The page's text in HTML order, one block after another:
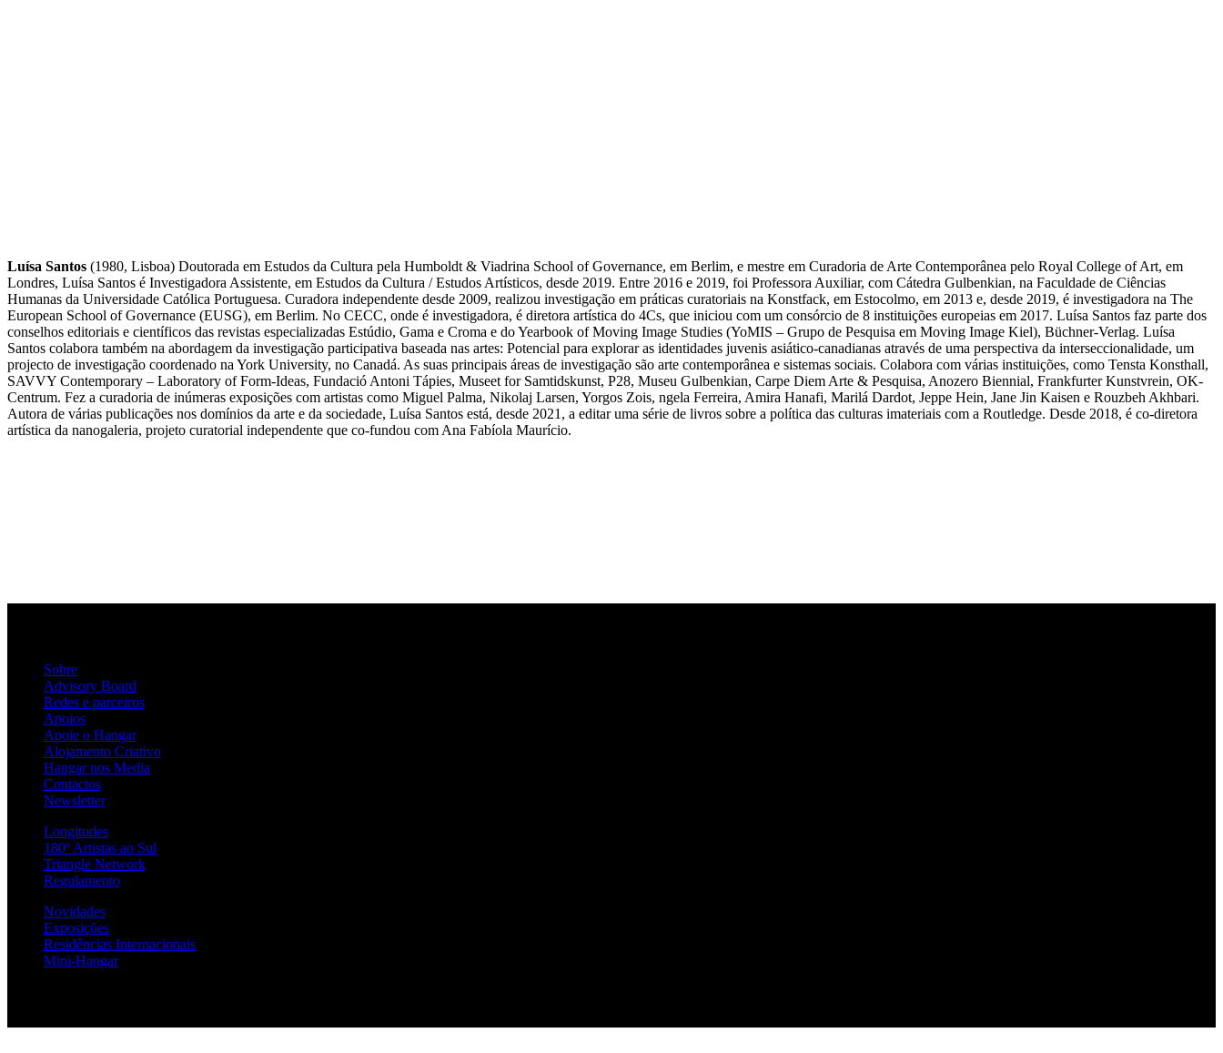
Luísa Santos (1980, Lisboa) Doutorada em Estudos da Cultura pela Humboldt & Viadrina School of Governance, em Berlim, e mestre em Curadoria de Arte Contemporânea pelo Royal College of Art, em
Londres, Luísa Santos é Investigadora Assistente, em Estudos da Cultura / Estudos Artísticos, desde 2019. Entre 2016 e 2019, foi Professora Auxiliar, com Cátedra Gulbenkian, na Faculdade de Ciências
Humanas da Universidade Católica Portuguesa. Curadora independente desde 2009, realizou investigação em práticas curatoriais na Konstfack, em Estocolmo, em 2013 e, desde 2019, é investigadora na The
European School of Governance (EUSG), em Berlim. No CECC, onde é investigadora, é diretora artística do 4Cs, que iniciou com um consórcio de 8 instituições europeias em 2017. Luísa Santos faz parte dos
conselhos editoriais e científicos das revistas especializadas Estúdio, Gama e Croma e do Yearbook of Moving Image Studies (YoMIS – Grupo de Pesquisa em Moving Image Kiel), Büchner-Verlag. Luísa
Santos colabora também na abordagem da investigação participativa baseada nas artes: Potencial para explorar as identidades juvenis asiático-canadianas através de uma perspectiva da interseccionalidade, um
projecto de investigação coordenado na York University, no Canadá. As suas principais áreas de investigação são arte contemporânea e sistemas sociais. Colabora com várias instituições, como Tensta Konsthall,
SAVVY Contemporary – Laboratory of Form-Ideas, Fundació Antoni Tápies, Museet for Samtidskunst, P28, Museu Gulbenkian, Carpe Diem Arte & Pesquisa, Anozero Biennial, Frankfurter Kunstvrein, OK-
Centrum. Fez a curadoria de inúmeras exposições com artistas como Miguel Palma, Nikolaj Larsen, Yorgos Zois, ngela Ferreira, Amira Hanafi, Marilá Dardot, Jeppe Hein, Jane Jin Kaisen e Rouzbeh Akhbari.
Autora de várias publicações nos domínios da arte e da sociedade, Luísa Santos está, desde 2021, a editar uma série de livros sobre a política das culturas imateriais com a Routledge. Desde 2018, é co-diretora
artística da nanogaleria, projeto curatorial independente que co-fundou com Ana Fabíola Maurício.
Sobre
Advisory Board
Redes e parceiros
Apoios
Apoie o Hangar
Alojamento Criativo
Hangar nos Media
Contactos
Newsletter
Longitudes
180º Artistas ao Sul
Triangle Network
Regulamento
Novidades
Exposições
Residências Internacionais
Mini-Hangar